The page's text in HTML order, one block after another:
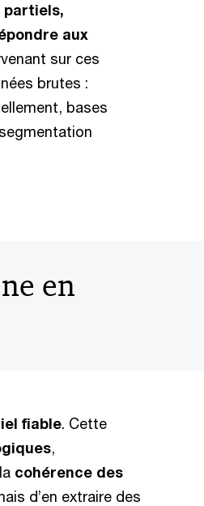
partiels,
aux
sur ces
brutes :
bases
en
fiable. Cette
,
cohérence des
d’en extraire des